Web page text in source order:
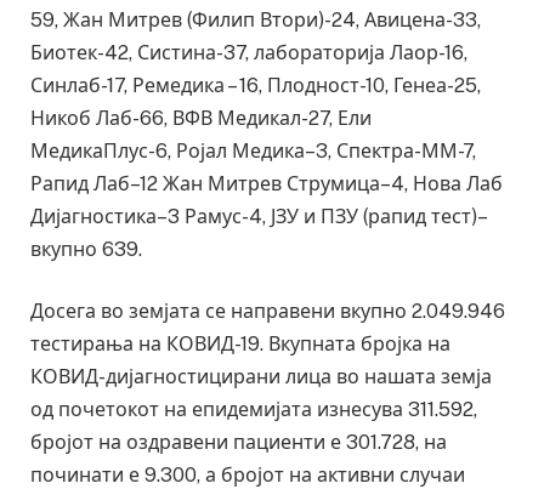
59, Жан Митрев (Филип Втори)-24, Авицена-33,
Биотек-42, Систина-37, лабораторија Лаор-16,
Синлаб-17, Ремедика – 16, Плодност-10, Генеа-25,
Никоб Лаб-66, ВФВ Медикал-27, Ели
МедикаПлус-6, Ројал Медика–3, Спектра-ММ-7,
Рапид Лаб–12 Жан Митрев Струмица–4, Нова Лаб
Дијагностика–3 Рамус-4, ЈЗУ и ПЗУ (рапид тест)–
вкупно 639.
Досега во земјата се направени вкупно 2.049.946
тестирања на КОВИД-19. Вкупната бројка на
КОВИД-дијагностицирани лица во нашата земја
од почетокот на епидемијата изнесува 311.592,
бројот на оздравени пациенти е 301.728, на
починати е 9.300, а бројот на активни случаи